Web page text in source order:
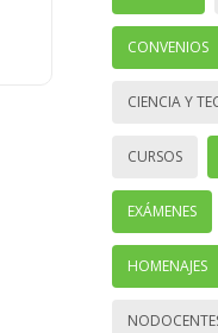
CONVENIOS
CIENCIA Y
CURSOS
EXÁMENES
HOMENAJES